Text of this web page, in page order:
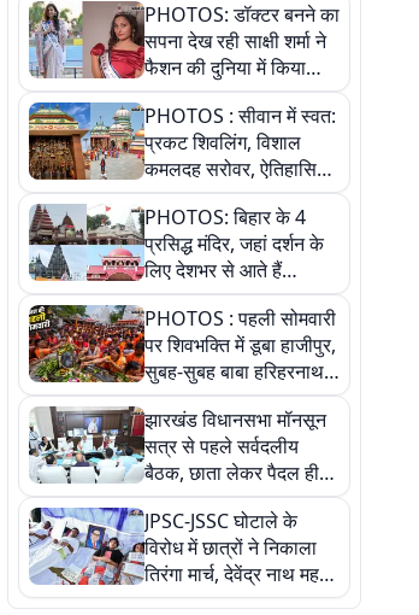
PHOTOS: डॉक्टर बनने का
सपना देख रही साक्षी शर्मा ने
फैशन की दुनिया में किया
कमाल,जानिए बेगूसराय की
बेटी ने कैसे दी अपने सपनों
को उड़ान
PHOTOS : सीवान में स्वत:
प्रकट शिवलिंग, विशाल
कमलदह सरोवर, ऐतिहासिक
महेंद्रनाथ मंदिर और घंटाघर
की कहानी, तस्वीरों में देखिए
PHOTOS: बिहार के 4
प्रसिद्ध मंदिर, जहां दर्शन के
लिए देशभर से आते हैं
श्रद्धालु, जानिए इनकी
खासियत
PHOTOS : पहली सोमवारी
पर शिवभक्ति में डूबा हाजीपुर,
सुबह-सुबह बाबा हरिहरनाथ
मंदिर पहुंचे तेजस्वी, 10
तस्वीरों में देखें नजारा
झारखंड विधानसभा मॉनसून
सत्र से पहले सर्वदलीय
बैठक, छाता लेकर पैदल ही
सत्ता पक्ष की मीटिंग में पहुंचे
सीएम, देखें तस्वीरें
JPSC-JSSC घोटाले के
विरोध में छात्रों ने निकाला
तिरंगा मार्च, देवेंद्र नाथ महतो
ने किया जल ग्रहण, देखें